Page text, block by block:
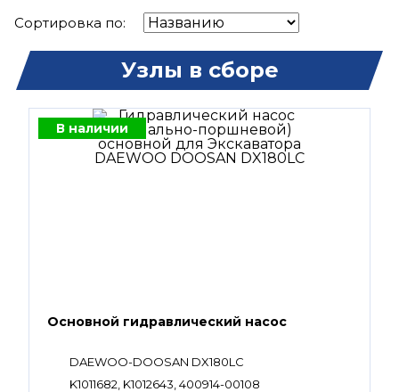
Сортировка по:
Узлы в сборе
В наличии
Основной гидравлический насос
DAEWOO-DOOSAN DX180LC
K1011682, K1012643, 400914-00108